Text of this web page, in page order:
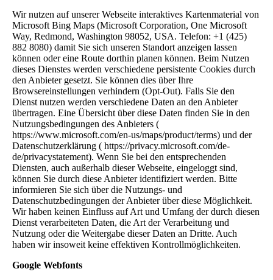
Wir nutzen auf unserer Webseite interaktives Kartenmaterial von
Microsoft Bing Maps (Microsoft Corporation, One Microsoft
Way, Redmond, Washington 98052, USA. Telefon: +1 (425)
882 8080) damit Sie sich unseren Standort anzeigen lassen
können oder eine Route dorthin planen können. Beim Nutzen
dieses Dienstes werden verschiedene persistente Cookies durch
den Anbieter gesetzt. Sie können dies über Ihre
Browsereinstellungen verhindern (Opt-Out). Falls Sie den
Dienst nutzen werden verschiedene Daten an den Anbieter
übertragen. Eine Übersicht über diese Daten finden Sie in den
Nutzungsbedingungen des Anbieters (
https://www.microsoft.com/en-us/maps/product/terms) und der
Datenschutzerklärung ( https://privacy.microsoft.com/de-
de/privacystatement). Wenn Sie bei den entsprechenden
Diensten, auch außerhalb dieser Webseite, eingeloggt sind,
können Sie durch diese Anbieter identifiziert werden. Bitte
informieren Sie sich über die Nutzungs- und
Datenschutzbedingungen der Anbieter über diese Möglichkeit.
Wir haben keinen Einfluss auf Art und Umfang der durch diesen
Dienst verarbeiteten Daten, die Art der Verarbeitung und
Nutzung oder die Weitergabe dieser Daten an Dritte. Auch
haben wir insoweit keine effektiven Kontrollmöglichkeiten.
Google Webfonts